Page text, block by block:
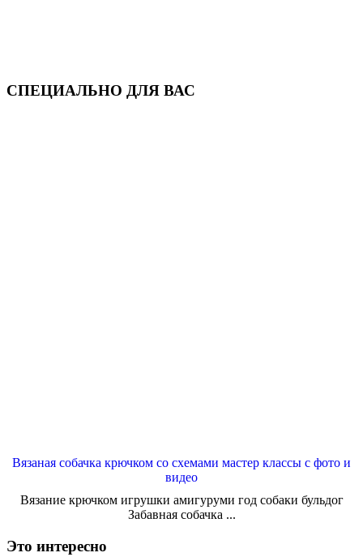
СПЕЦИАЛЬНО ДЛЯ ВАС
Вязаная собачка крючком со схемами мастер классы с фото и
видео
Вязание крючком игрушки амигуруми год собаки бульдог
Забавная собачка ...
Это интересно